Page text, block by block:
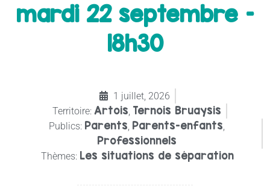
mardi 22 septembre –
18h30
1 juillet, 2026
Territoire: Artois Ternois Bruaysis
Publics: Parents Parents-enfants
Professionnels
Thèmes: Les situations de séparation